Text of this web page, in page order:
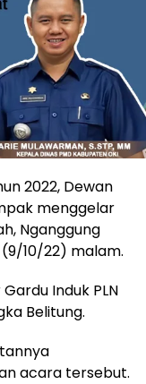
2022, Dewan
menggelar
Nganggung
10/22) malam.
Induk PLN
Belitung.
acara tersebut.